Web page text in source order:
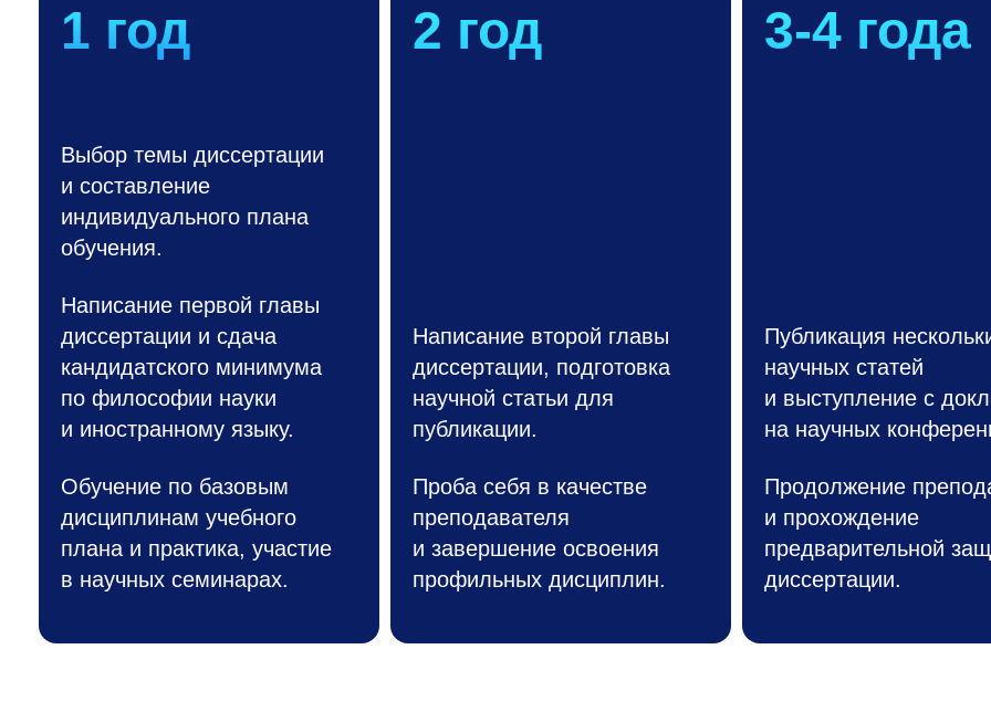
1 год
Выбор темы диссертации
и составление
индивидуального плана
обучения.
Написание первой главы
диссертации и сдача
кандидатского минимума
по философии науки
и иностранному языку.
Обучение по базовым
дисциплинам учебного
плана и практика, участие
в научных семинарах.
2 год
Написание второй главы
диссертации, подготовка
научной статьи для
публикации.
Проба себя в качестве
преподавателя
и завершение освоения
профильных дисциплин.
3-4 года
Публикация
научных статей
и выступление с
на научных
Продолжение
и прохождение
предварительной
диссертации.